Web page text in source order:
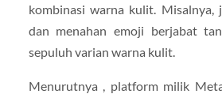
kombinasi warna kulit. Misalnya,
dan menahan emoji berjabat
sepuluh varian warna kulit.
Menurutnya , platform milik